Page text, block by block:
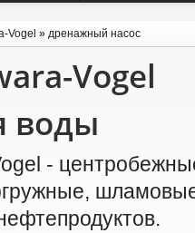
Vogel » дренажный насос
Vogel
воды
-